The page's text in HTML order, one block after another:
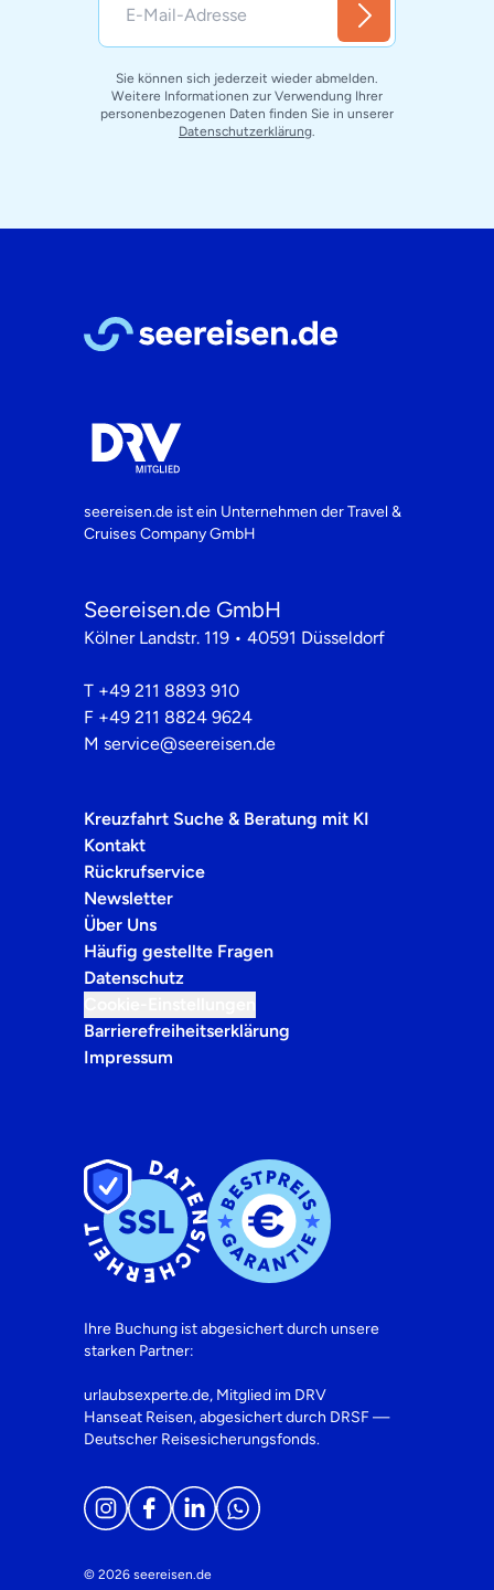
Sie können sich jederzeit wieder abmelden.
Weitere Informationen zur Verwendung Ihrer
personenbezogenen Daten finden Sie in unserer
Datenschutzerklärung
seereisen.de ist ein Unternehmen derTravel &
Cruises Company GmbH
Seereisen.de GmbH
Kölner Landstr. 119 • 40591 Düsseldorf
T +49 211 8893 910
F +49 211 8824 9624
M service@seereisen.de
Kreuzfahrt Suche & Beratung mit KI
Kontakt
Rückrufservice
Newsletter
Über Uns
Häufig gestellte Fragen
Datenschutz
Barrierefreiheitserklärung
Impressum
Ihre Buchung ist abgesichert durch unsere
starken Partner:
urlaubsexperte.de, Mitglied im DRV
Hanseat Reisen, abgesichert durch DRSF —
Deutscher Reisesicherungsfonds.
© 2026 seereisen.de